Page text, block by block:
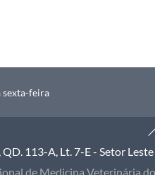
sexta-feira
113-A, Lt. 7-E - Setor
de Medicina Veterinária